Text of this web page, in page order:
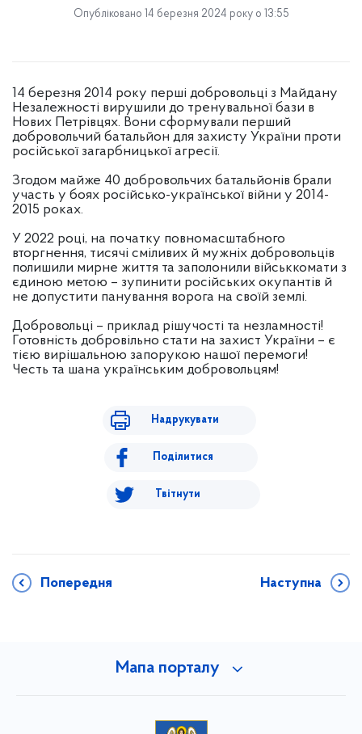
Опубліковано 14 березня 2024 року о 13:55
14 березня 2014 року перші добровольці з Майдану
Незалежності вирушили до тренувальної бази в
Нових Петрівцях. Вони сформували перший
добровольчий батальйон для захисту України проти
російської загарбницької агресії.
Згодом майже 40 добровольчих батальйонів брали
участь у боях російсько-української війни у 2014-
2015 роках.
У 2022 році, на початку повномасштабного
вторгнення, тисячі сміливих й мужніх добровольців
полишили мирне життя та заполонили військкомати з
єдиною метою – зупинити російських окупантів й
не допустити панування ворога на своїй землі.
Добровольці – приклад рішучості та незламності!
Готовність добровільно стати на захист України – є
тією вирішальною запорукою нашої перемоги!
Честь та шана українським добровольцям!
Надрукувати
Поділитися
Твітнути
Попередня Наступна
Мапа порталу